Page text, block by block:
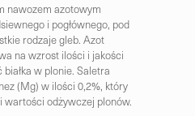
nawozem azotowym
i pogłównego, pod
rodzaje gleb. Azot
na wzrost ilości i jakości
w plonie. Saletra
(Mg) w ilości 0,2%, który
wartości odżywczej plonów.